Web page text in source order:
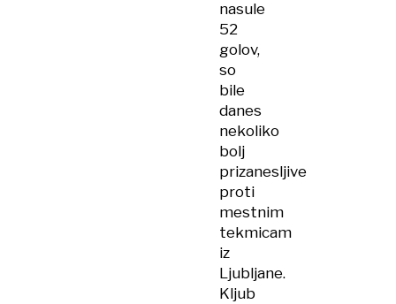
nasule
52
golov,
so
bile
danes
nekoliko
bolj
prizanesljive
proti
mestnim
tekmicam
iz
Ljubljane.
Kljub